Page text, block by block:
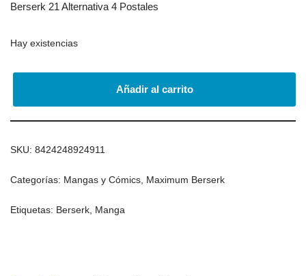
Berserk 21 Alternativa 4 Postales
Hay existencias
Añadir al carrito
SKU: 8424248924911
Categorías: Mangas y Cómics, Maximum Berserk
Etiquetas: Berserk, Manga